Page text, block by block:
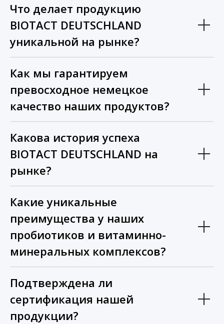
Что делает продукцию
BIOTACT DEUTSCHLAND
уникальной на рынке?
Как мы гарантируем
превосходное немецкое
качество наших продуктов?
Какова история успеха
BIOTACT DEUTSCHLAND на
рынке?
Какие уникальные
преимущества у наших
пробиотиков и витаминно-
минеральных комплексов?
Подтверждена ли
сертификация нашей
продукции?